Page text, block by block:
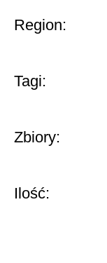
Region:
Tagi:
Zbiory:
Ilość: